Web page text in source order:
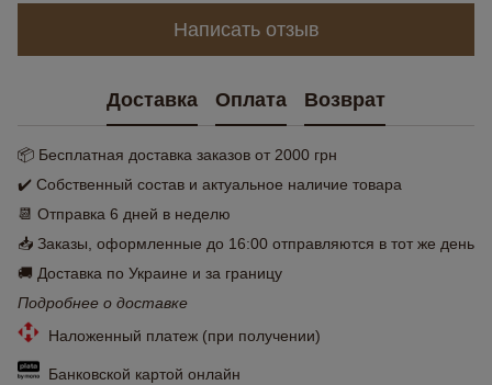
Написать отзыв
Доставка Оплата Возврат
📦 Бесплатная доставка заказов от 2000 грн
✔️ Собственный состав и актуальное наличие товара
📆 Отправка 6 дней в неделю
📥 Заказы, оформленные до 16:00 отправляются в тот же день
🚚 Доставка по Украине и за границу
Подробнее о доставке
Наложенный платеж (при получении)
Банковской картой онлайн